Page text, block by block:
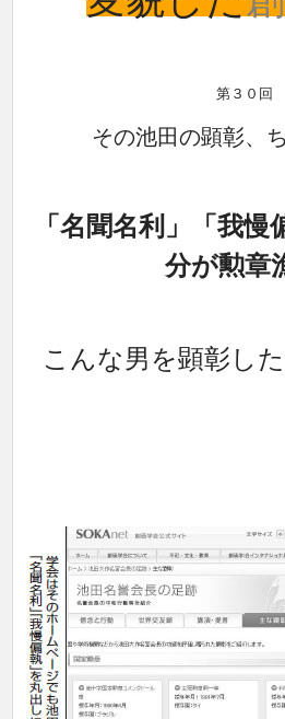
第３０回
その池田の顕彰、ち
「名聞名利」「我慢
分が勲章
こんな男を顕彰し